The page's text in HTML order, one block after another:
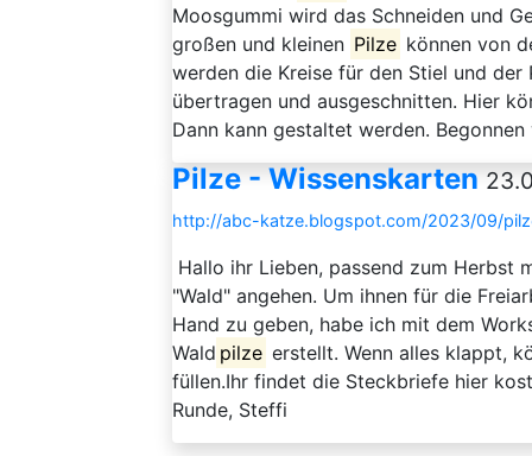
Moosgummi wird das Schneiden und
großen und kleinen Pilze können von
werden die Kreise für den Stiel und
übertragen und ausgeschnitten. Hier
Dann kann gestaltet werden.
Pilze - Wissenskarten
http://abc-katze.blogspot.com/2023/09/
Hallo ihr Lieben, passend zum Herbst
"Wald" angehen. Um ihnen für die
Hand zu geben, habe ich mit dem
Wald pilze erstellt. Wenn alles klappt,
füllen.Ihr findet die Steckbriefe hier
Runde, Steffi